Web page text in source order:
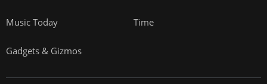
Music Today Time
Gadgets & Gizmos